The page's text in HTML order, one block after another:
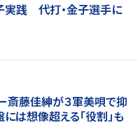
実践 代打・金子選手に
斎藤佳紳が３軍美唄で抑
は想像超える「役割」も